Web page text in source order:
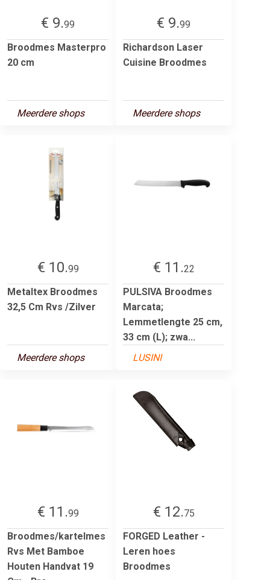
€ 9.99
Broodmes Masterpro
20 cm
Meerdere shops
€ 9.99
Richardson Laser
Cuisine Broodmes
Meerdere shops
€ 10.99
Metaltex Broodmes
32,5 Cm Rvs /Zilver
Meerdere shops
€ 11.22
PULSIVA Broodmes
Marcata;
Lemmetlengte 25 cm,
33 cm (L); zwa...
LUSINI
€ 11.99
Broodmes/kartelmes
Rvs Met Bamboe
Houten Handvat 19
€ 12.75
FORGED Leather -
Leren hoes
Broodmes